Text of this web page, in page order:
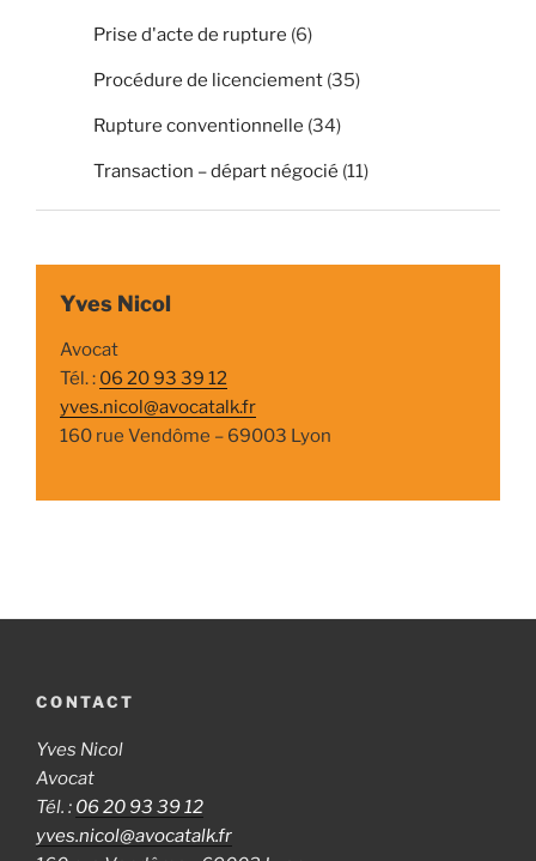
Prise d'acte de rupture (6)
Procédure de licenciement (35)
Rupture conventionnelle (34)
Transaction – départ négocié (11)
Yves Nicol
Avocat
Tél. : 06 20 93 39 12
yves.nicol@avocatalk.fr
160 rue Vendôme – 69003 Lyon
CONTACT
Yves Nicol
Avocat
Tél. : 06 20 93 39 12
yves.nicol@avocatalk.fr